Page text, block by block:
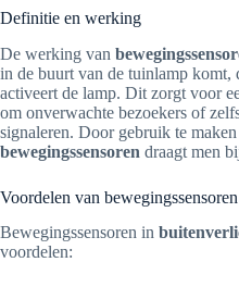
Definitie en werking
De werking van
in de buurt van de tuinlamp komt,
activeert de lamp. Dit zorgt voor
om onverwachte bezoekers of
signaleren. Door gebruik te
bewegingssensoren draagt men
Voordelen van bewegingssensoren
Bewegingssensoren in
voordelen: